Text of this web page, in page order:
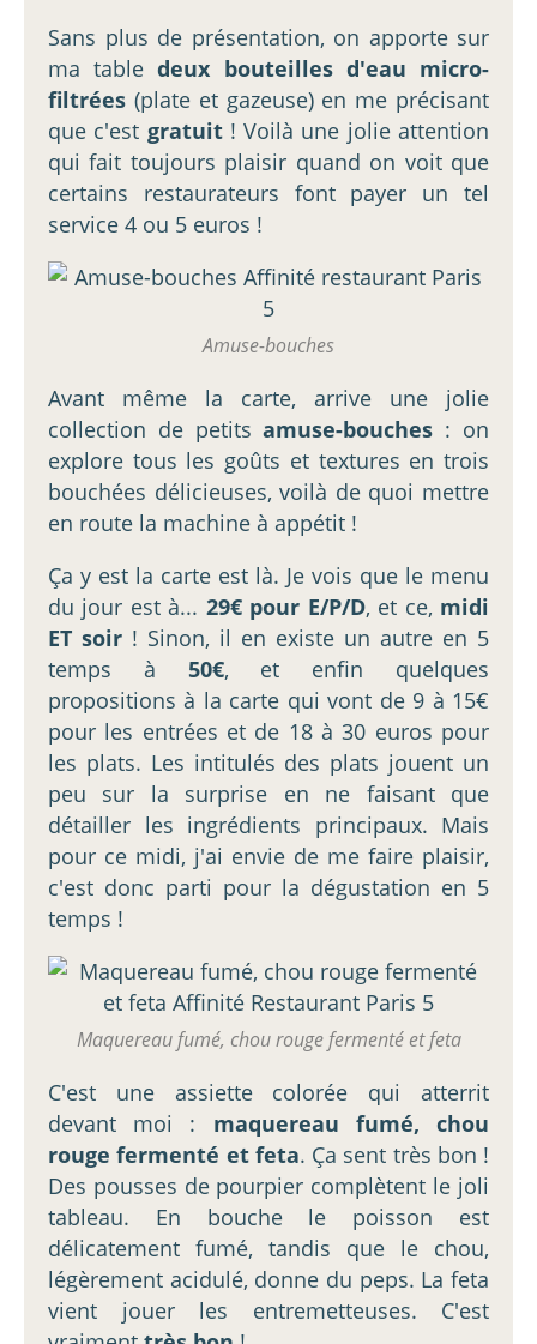
Sans plus de présentation, on apporte sur
ma tabledeux bouteilles d'eau micro-
filtrées (plate et gazeuse) en me précisant
que c'est gratuit ! Voilà une jolie attention
qui fait toujours plaisir quand on voit que
certains restaurateurs font payer un tel
service 4 ou 5 euros !
Amuse-bouches
Avant même la carte, arrive une jolie
collection de petitsamuse-bouches : on
explore tous les goûts et textures en trois
bouchées délicieuses, voilà de quoi mettre
en route la machine à appétit !
Ça y est la carte est là. Je vois que le menu
du jour est à... 29€ pour E/P/D, et ce, midi
ET soir ! Sinon, il en existe un autre en 5
temps à 50€, et enfin quelques
propositions à la carte qui vont de 9 à 15€
pour les entrées et de 18 à 30 euros pour
les plats. Les intitulés des plats jouent un
peu sur la surprise en ne faisant que
détailler les ingrédients principaux. Mais
pour ce midi, j'ai envie de me faire plaisir,
c'est donc parti pour la dégustation en 5
temps !
Maquereau fumé, chou rouge fermenté et feta
C'est une assiette colorée qui atterrit
devant moi : maquereau fumé, chou
rouge fermenté et feta. Ça sent très bon !
Des pousses de pourpier complètent le joli
tableau. En bouche le poisson est
délicatement fumé, tandis que le chou,
légèrement acidulé, donne du peps. La feta
vient jouer les entremetteuses. C'est